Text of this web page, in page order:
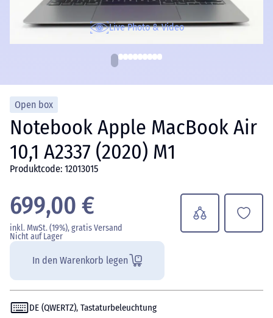
Live Photo & Video
Open box
Notebook Apple MacBook Air
10,1 A2337 (2020) М1
Produktcode: 12013015
699,00 €
inkl. MwSt. (19%), gratis Versand
Nicht auf Lager
In den Warenkorb legen
DE (QWERTZ), Tastaturbeleuchtung